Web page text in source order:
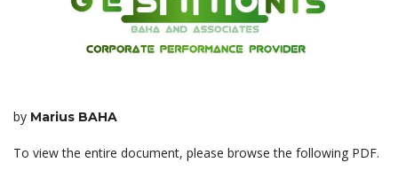
by Marius BAHA
To view the entire document, please browse the following PDF.